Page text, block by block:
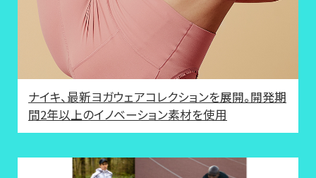
ナイキ、最新ヨガウェアコレクションを展開。開発期
間2年以上のイノベーション素材を使用